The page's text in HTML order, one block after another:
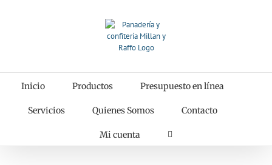
Inicio Productos Presupuesto en línea
Servicios Quienes Somos Contacto
Mi cuenta